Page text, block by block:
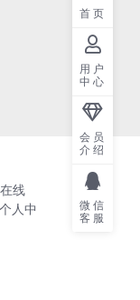
线
人中
首页
用户
中心
会员
介绍
微信
客服